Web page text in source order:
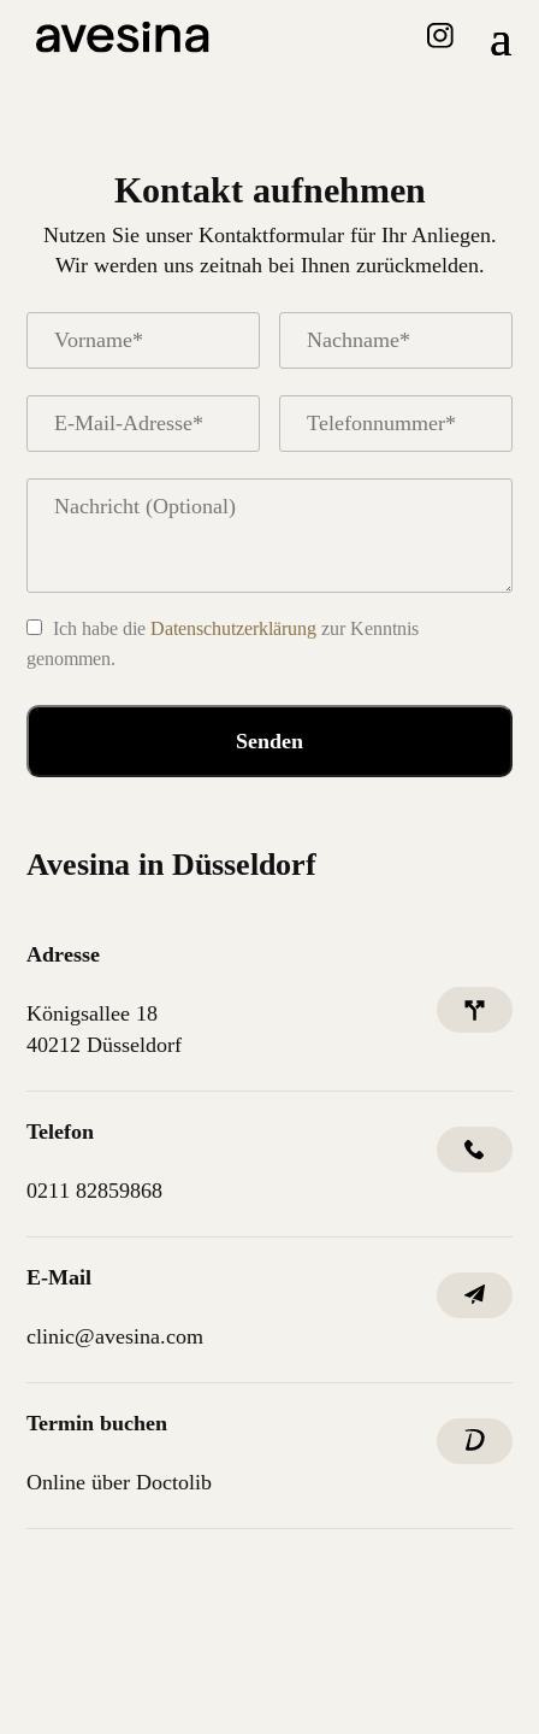
Kontakt aufnehmen
Nutzen Sie unser Kontaktformular für Ihr Anliegen.
Wir werden uns zeitnah bei Ihnen zurückmelden.
Ich habe dieDatenschutzerklärung zur Kenntnis
genommen.
Avesina in Düsseldorf
Adresse
Königsallee 18
40212 Düsseldorf
Telefon
0211 82859868
E-Mail
clinic@avesina.com
Termin buchen
Online über Doctolib